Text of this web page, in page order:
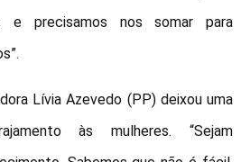
e precisamos nos somar para
Lívia Azevedo (PP) deixou uma
às mulheres. “Sejam